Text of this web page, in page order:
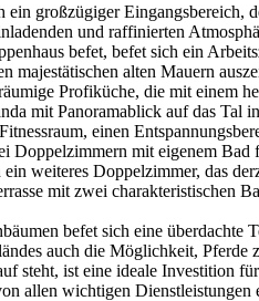
großzügiger
und raffinierten
befet, befet sich ein
majestätischen alten Mauern
Profiküche, die mit einem
mit Panoramablick auf das Tal
einen
Doppelzimmern mit eigenem
weiteres Doppelzimmer, das
mit zwei charakteristischen
befet sich eine
auch die Möglichkeit,
steht, ist eine ideale Investition
allen wichtigen Dienstleistungen